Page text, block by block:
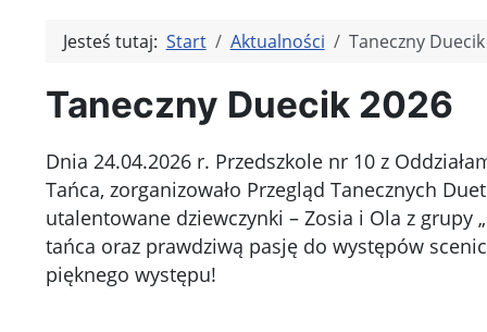
Jesteś tutaj: Start Aktualności Taneczny
Taneczny Duecik 2026
Dnia 24.04.2026 r. Przedszkole nr 10 z
Tańca, zorganizowało Przegląd Tanecznych
utalentowane dziewczynki – Zosia i Ola z grupy
tańca oraz prawdziwą pasję do występów
pięknego występu!